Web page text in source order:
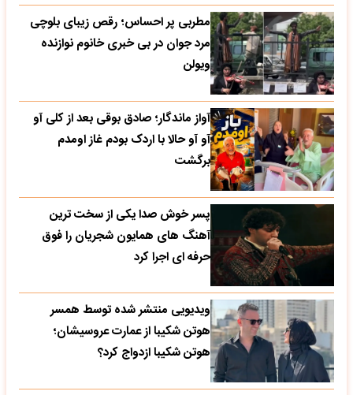
مطربی پر احساس؛ رقص زیبای بلوچی
مرد جوان در بی خبری خانوم نوازنده
ویولن
آواز ماندگار؛ صادق بوقی بعد از کلی آو
آو آو حالا با اردک بودم غاز اومدم
برگشت
پسر خوش صدا یکی از سخت ترین
آهنگ های همایون شجریان را فوق
حرفه ای اجرا کرد
ویدیویی منتشر شده توسط همسر
هوتن شکیبا از عمارت عروسیشان؛
هوتن شکیبا ازدواج کرد؟